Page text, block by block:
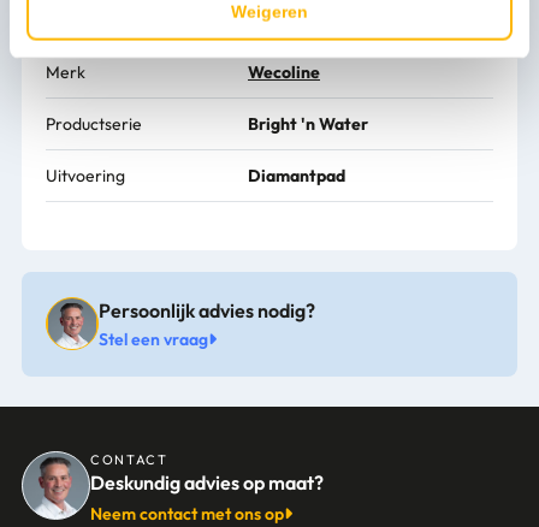
Weigeren
9"
Merk Wecoline
Productserie Bright 'n Water
Uitvoering Diamantpad
Persoonlijk advies nodig?
Stel een vraag
CONTACT
Deskundig advies op maat?
Neem contact met ons op